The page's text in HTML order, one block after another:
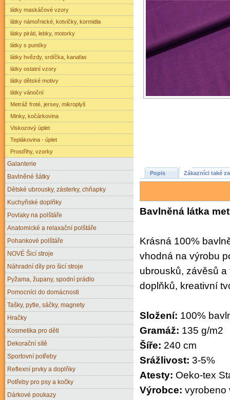
Popis Zákazníci také
Bavlněná látka
Krásná 100%
vhodná na výrobu
ubrousků, závěsů
doplňků, kreativní
Složení: 100%
Gramáž: 135 g/m2
Šíře: 240 cm
Srážlivost: 3-5%
Atesty: Oeko-tex
Výrobce: vyrobeno
látky maskáčové vzory
látky námořnické, kotvičky, kormidla
látky piráti, lebky, motorky
látky s puntíky
látky hvězdy, srdíčka, kanafas
látky ostatní vzory
látky dětské motivy
látky vánoční
Metráž froté, jersey, mikroplyš
Minky, kočárkovina
Viskozový úplet
Teplákovina - úplet
Prostřihy, vzorky
Galanterie
Bavlněné šátky
Dětské ubrousky, zásterky, chňapky
Kuchyňské doplňky
Povlaky na polštáře
Anatomické a relaxační polštáře
Pohankové polštáře
NOVÉ Šicí stroje
Náhradní díly pro šicí stroje
Pyžama, župany, spodní prádlo
Pomocníci do domácnosti
Tašky, pytle, sáčky, magnety
Hračky
Kosmetika pro děti
Dekorační sítě
Sportovní potřeby
Reflexní prvky a doplňky
Potřeby pro psy a kočky
Dárkové poukazy